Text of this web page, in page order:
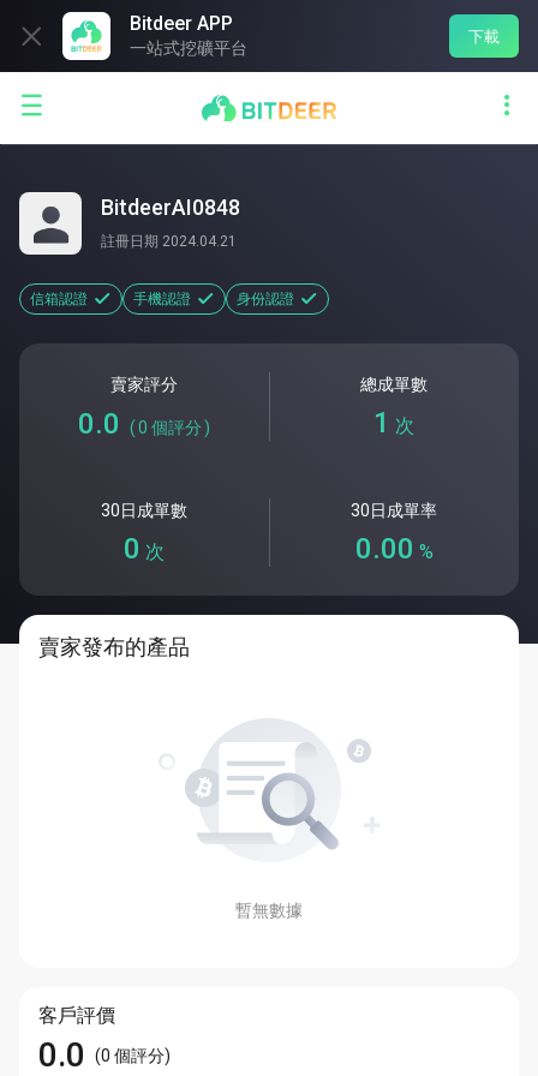

Bitdeer APP
一站式挖礦平台
下載
 
BitdeerAI0848
註冊日期 2024.04.21
信箱認證 手機認證 身份認證
賣家評分
0.0 (0 個評分 )
總成單數
1 次
30日成單數
0 次
30日成單率
0.00 %
賣家發布的產品
暫無數據
客戶評價
0.0 (0 個評分)